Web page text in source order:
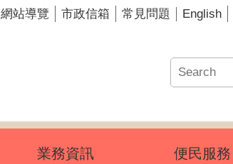
網站導覽 市政信箱 常見問題 English
業務資訊 便民服務